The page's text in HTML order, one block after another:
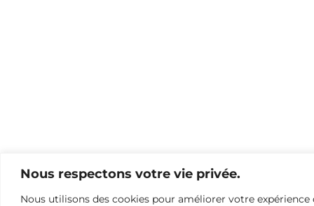
Nous respectons votre vie privée.
Nous utilisons des cookies pour améliorer votre expérience